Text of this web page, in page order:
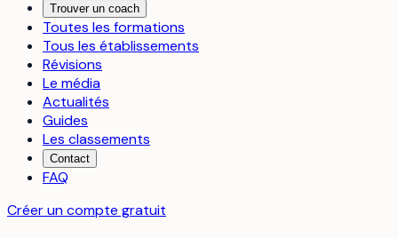
Trouver un coach
Toutes les formations
Tous les établissements
Révisions
Le média
Actualités
Guides
Les classements
Contact
FAQ
Créer un compte gratuit